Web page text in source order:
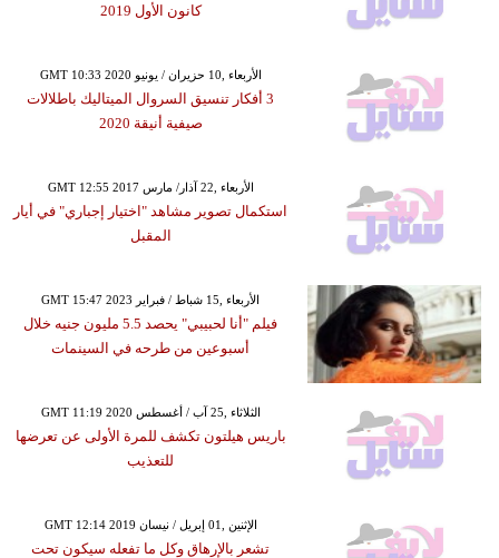
كانون الأول 2019
GMT 10:33 2020 الأربعاء ,10 حزيران / يونيو
3 أفكار تنسيق السروال الميتاليك باطلالات
صيفية أنيقة 2020
GMT 12:55 2017 الأربعاء ,22 آذار/ مارس
استكمال تصوير مشاهد "اختيار إجباري" في أيار
المقبل
GMT 15:47 2023 الأربعاء ,15 شباط / فبراير
فيلم "أنا لحبيبي" يحصد 5.5 مليون جنيه خلال
أسبوعين من طرحه في السينمات
GMT 11:19 2020 الثلاثاء ,25 آب / أغسطس
باريس هيلتون تكشف للمرة الأولى عن تعرضها
للتعذيب
GMT 12:14 2019 الإثنين ,01 إبريل / نيسان
تشعر بالإرهاق وكل ما تفعله سيكون تحت